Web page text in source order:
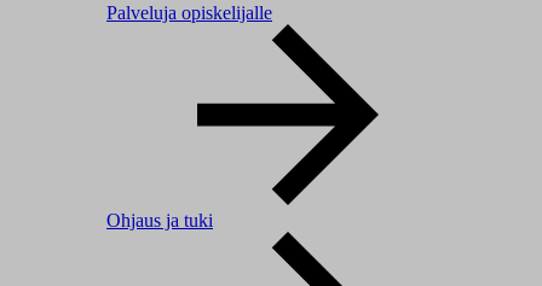
Palveluja opiskelijalle
Ohjaus ja tuki